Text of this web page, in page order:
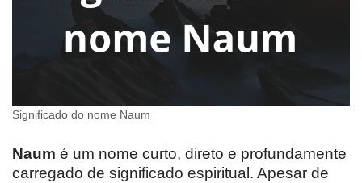
Significado do nome Naum
Naum é um nome curto, direto e profundamente
carregado de significado espiritual. Apesar de